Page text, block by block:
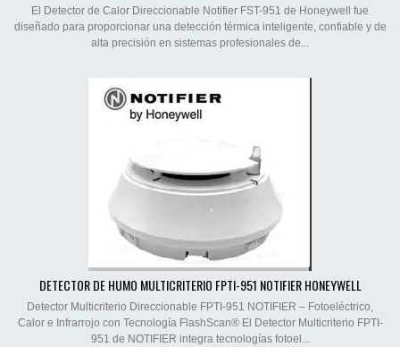
El Detector de Calor Direccionable Notifier FST-951 de Honeywell fue
diseñado para proporcionar una detección térmica inteligente, confiable y de
alta precisión en sistemas profesionales de...
DETECTOR DE HUMO MULTICRITERIO FPTI-951 NOTIFIER HONEYWELL
Detector Multicriterio Direccionable FPTI-951 NOTIFIER – Fotoeléctrico,
Calor e Infrarrojo con Tecnología FlashScan® El Detector Multicriterio FPTI-
951 de NOTIFIER integra tecnologías fotoel...